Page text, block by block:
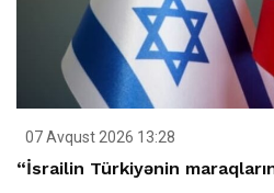
07 Avqust 2026 13:28
“İsrailin Türkiyənin